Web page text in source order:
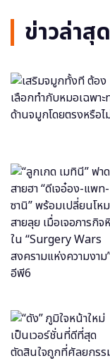
ข่าวล่าสุด